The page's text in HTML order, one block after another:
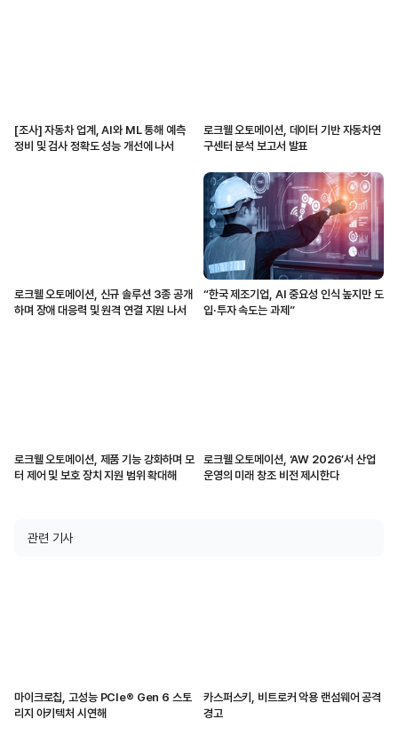
[조사] 자동차 업계, AI와 ML 통해 예측
정비 및 검사 정확도 성능 개선에 나서
로크웰 오토메이션, 데이터 기반 자동차연
구센터 분석 보고서 발표
로크웰 오토메이션, 신규 솔루션 3종 공개
하며 장애 대응력 및 원격 연결 지원 나서
“한국 제조기업, AI 중요성 인식 높지만 도
입·투자 속도는 과제”
로크웰 오토메이션, 제품 기능 강화하며 모
터 제어 및 보호 장치 지원 범위 확대해
로크웰 오토메이션, ‘AW 2026’서 산업
운영의 미래 창조 비전 제시한다
관련 기사
마이크로칩, 고성능 PCIe® Gen 6 스토
리지 아키텍처 시연해
카스퍼스키, 비트로커 악용 랜섬웨어 공격
경고